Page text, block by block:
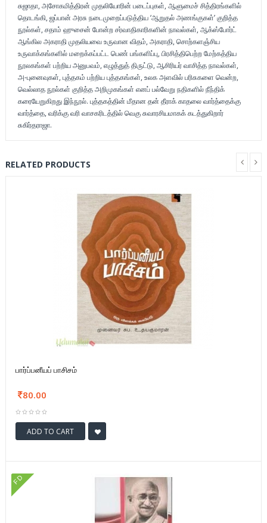
சுஜாதா, அசோகமித்திரன் முதலியோரின் படைப்புகள், ஆளுமைச் சித்திரங்களில்
தொடங்கி, ஜப்பான் அரசு நடைமுறைப்படுத்திய ‘ஆறுதல் அணங்குகள்’ குறித்த
நூல்கள், சதாம் ஹுசைன் போன்ற சர்வாதிகாரிகளின் நாவல்கள், ஆக்ஸ்போர்ட்
ஆங்கில அகராதி முதலியவை உருவான விதம், அகராதி, சொற்களஞ்சிய
உருவாக்கங்களில் மறைக்கப்பட்ட பெண் பங்களிப்பு, பிரசித்திபெற்ற மேற்கத்திய
நூலகங்கள் பற்றிய அனுபவம், எழுத்துத் திருட்டு, ஆசிரியர் வாசித்த நாவல்கள்,
அ-புனைவுகள், புத்தகம் பற்றிய புத்தகங்கள், உலக அளவில் பரிசுகளை வென்ற,
வெல்லாத நூல்கள் குறித்த அறிமுகங்கள் எனப் பல்வேறு நதிகளில் நீந்திக்
கரையேறுகிறது இந்நூல். புத்தகத்தின் மீதான தன் தீராக் காதலை வார்த்தைக்கு
வார்த்தை, வரிக்கு வரி வாசகரிடத்தில் வெகு சுவாரசியமாகக் கடத்துகிறார்
சுகிர்தராஜா.
RELATED PRODUCTS
பார்ப்பனீயப் பாசிசம்
80.00
ADD TO CART
FD